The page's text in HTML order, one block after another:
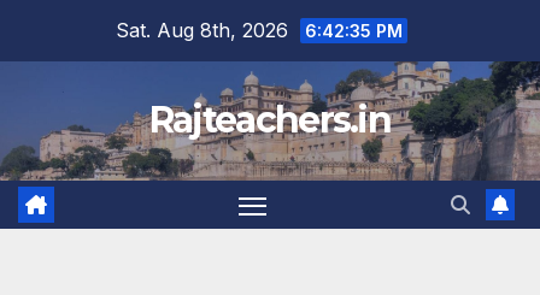
Sat. Aug 8th, 2026 6:42:36 PM
Rajteachers.in